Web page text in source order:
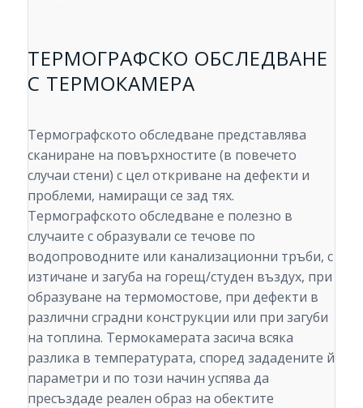
ТЕРМОГРАФСКО ОБСЛЕДВАНЕ
С ТЕРМОКАМЕРА
Термографското обследване представлява
сканиране на повърхностите (в повечето
случаи стени) с цел откриване на дефекти и
проблеми, намиращи се зад тях.
Термографското обследване е полезно в
случаите с образували се течове по
водопроводните или канализационни тръби, с
изтичане и загуба на горещ/студен въздух, при
образуване на термомостове, при дефекти в
различни сградни конструкции или при загуби
на топлина. Термокамерата засича всяка
разлика в температурата, според зададените й
параметри и по този начин успява да
пресъздаде реален образ на обектите